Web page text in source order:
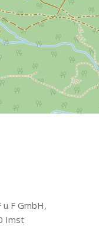
u F GmbH,
Imst